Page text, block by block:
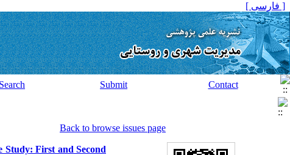
[ فارسی ]
Search Submit Contact
Back to browse issues page
Study: First and Second